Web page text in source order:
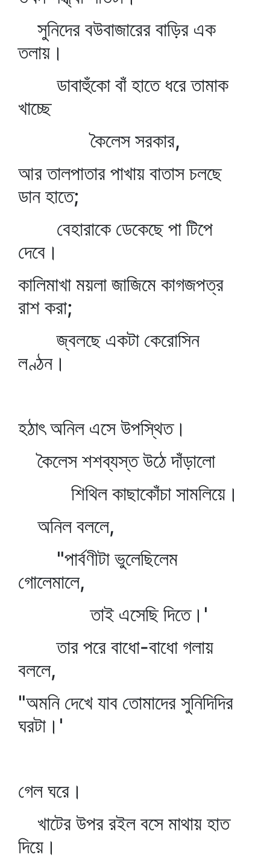
সুনিদের বউবাজারের বাড়ির এক
তলায়।
ডাবাহুঁকো বাঁ হাতে ধরে তামাক
খাচ্ছে
কৈলেস সরকার,
আর তালপাতার পাখায় বাতাস চলছে
ডান হাতে;
বেহারাকে ডেকেছে পা টিপে
দেবে।
কালিমাখা ময়লা জাজিমে কাগজপত্র
রাশ করা;
জ্বলছে একটা কেরোসিন
লণ্ঠন।
হঠাৎ অনিল এসে উপস্থিত।
কৈলেস শশব্যস্ত উঠে দাঁড়ালো
শিথিল কাছাকোঁচা সামলিয়ে।
অনিল বললে,
"পার্বণীটা ভুলেছিলেম
গোলেমালে,
তাই এসেছি দিতে।'
তার পরে বাধো-বাধো গলায়
বললে,
"অমনি দেখে যাব তোমাদের সুনিদিদির
ঘরটা।'
গেল ঘরে।
খাটের উপর রইল বসে মাথায় হাত
দিয়ে।